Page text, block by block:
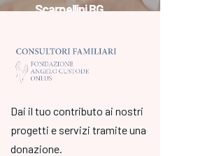
Scarpellini BG
Dai il tuo contributo ai nostri
progetti e servizi tramite una
donazione.